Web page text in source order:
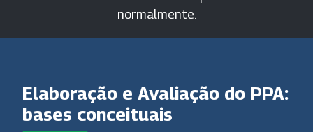
normalmente.
Elaboração e Avaliação do PPA:
bases conceituais